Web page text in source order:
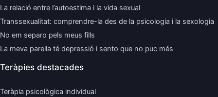
La relació entre l’autoestima i la vida sexual
Transsexualitat: comprendre-la des de la psicologia i la sexologia
No em separo pels meus fills
La meva parella té depressió i sento que no puc més
Teràpies destacades
Teràpia psicològica individual